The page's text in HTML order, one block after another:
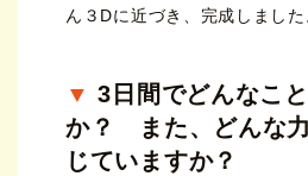
ん３Dに近づき、完成しました
3日間でどんなこ
か？ また、どんな
じていますか？